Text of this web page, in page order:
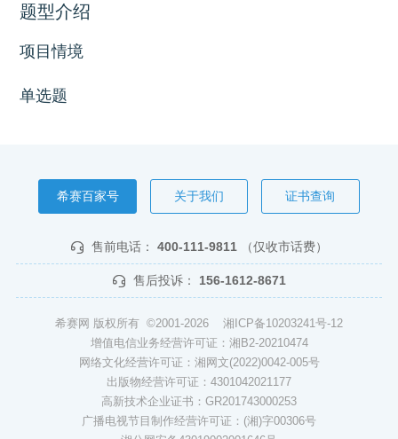
题型介绍
项目情境
单选题
希赛百家号 关于我们 证书查询
售前电话： 400-111-9811 （仅收市话费）
售后投诉： 156-1612-8671
希赛网 版权所有 ©2001-2026 湘ICP备10203241号-12
增值电信业务经营许可证：湘B2-20210474
网络文化经营许可证：湘网文(2022)0042-005号
出版物经营许可证：4301042021177
高新技术企业证书：GR201743000253
广播电视节目制作经营许可证：(湘)字00306号